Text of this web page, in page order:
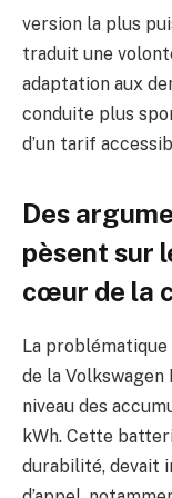
version la plus
traduit une
adaptation aux
conduite plus
d’un tarif
Des
pèsent sur
cœur de la
La
de la
niveau des
kWh. Cette
durabilité, devait